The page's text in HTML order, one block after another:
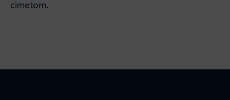
cimetom.